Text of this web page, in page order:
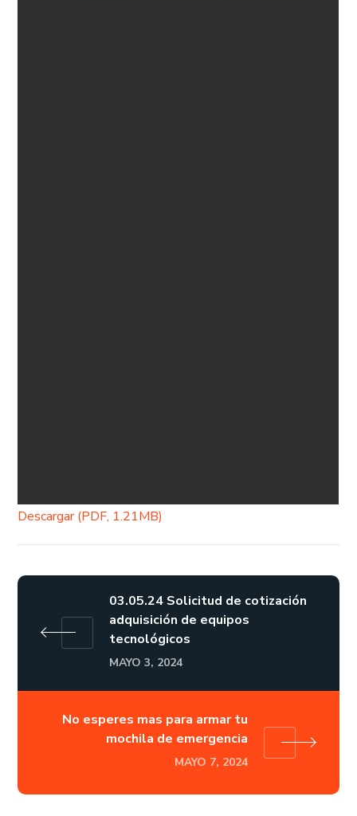
Descargar (PDF, 1.21MB)
03.05.24 Solicitud de cotización
adquisición de equipos
tecnológicos
MAYO 3, 2024
No esperes mas para armar tu
mochila de emergencia
MAYO 7, 2024